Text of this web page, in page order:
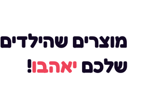
מוצרים שהילדים
שלכם יאהבו!